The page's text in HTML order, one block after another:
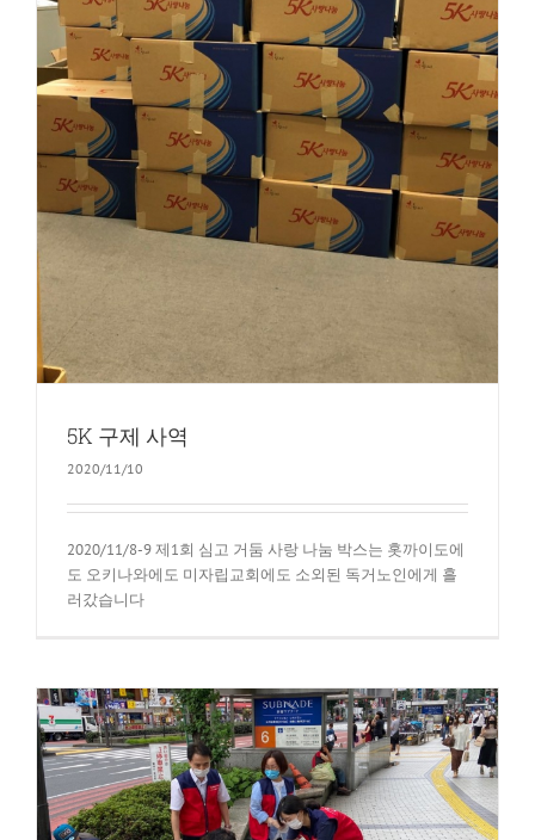
5K 구제 사역
2020/11/10
2020/11/8-9 제1회 심고 거둠 사랑 나눔 박스는 홋까이도에
도 오키나와에도 미자립교회에도 소외된 독거노인에게 흘
러갔습니다